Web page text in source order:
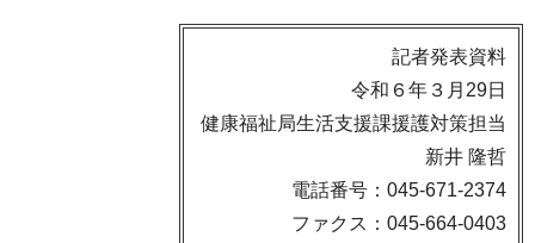
記者発表資料
令和６年３月29日
健康福祉局生活支援課援護対策担当
新井 隆哲
電話番号：045-671-2374
ファクス：045-664-0403